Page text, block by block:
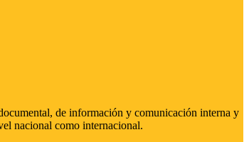
de información y comunicación interna y
nacional como internacional.